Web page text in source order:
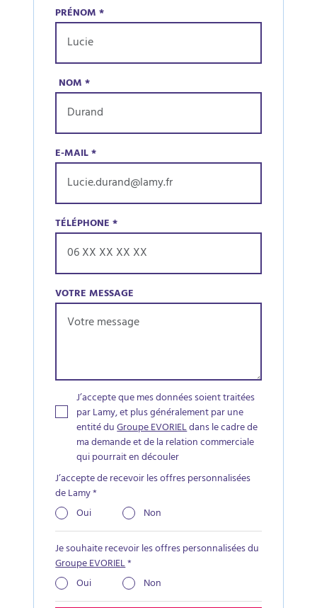
PRÉNOM*
NOM*
E-MAIL*
TÉLÉPHONE*
VOTRE MESSAGE
J’accepte que mes données soient traitées
par Lamy, et plus généralement par une
entité duGroupe EVORIELdans le cadre de
ma demande et de la relation commerciale
qui pourrait en découler
J’accepte de recevoir les offres personnalisées
de Lamy*
Oui
Non
Je souhaite recevoir les offres personnalisées du
Groupe EVORIEL*
Oui
Non